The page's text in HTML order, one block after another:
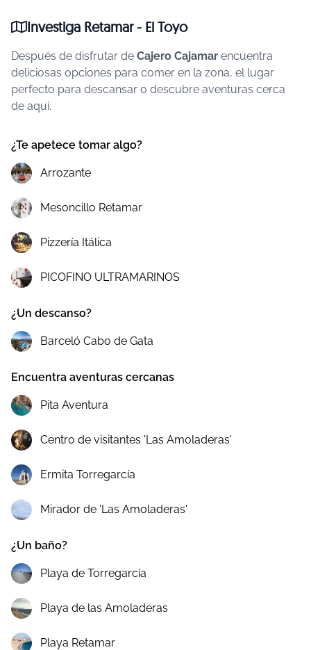
Investiga Retamar - El Toyo
Después de disfrutar de Cajero Cajamar encuentra
deliciosas opciones para comer en la zona, el lugar
perfecto para descansar o descubre aventuras cerca
de aquí.
¿Te apetece tomar algo?
Arrozante
Mesoncillo Retamar
Pizzería Itálica
PICOFINO ULTRAMARINOS
¿Un descanso?
Barceló Cabo de Gata
Encuentra aventuras cercanas
Pita Aventura
Centro de visitantes 'Las Amoladeras'
Ermita Torregarcía
Mirador de 'Las Amoladeras'
¿Un baño?
Playa de Torregarcía
Playa de las Amoladeras
Playa Retamar